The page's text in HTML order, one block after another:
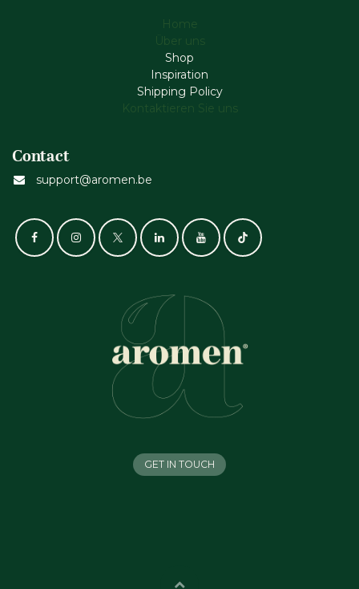
Home
Über uns
Shop
Inspiration
Shipping Policy
Kontaktieren Sie uns
Contact
support@aromen.be
GET IN TOUCH